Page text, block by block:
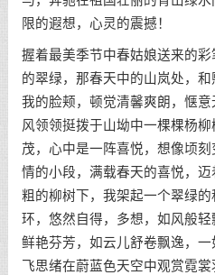
限的遐想，心灵的震撼！
握着最美季节中春姑娘送来的
的翠绿，那春天中的山岚处，
我的脸颊，顿觉清馨爽朗，惬
风领领挺拨于山坳中一棵棵杨
茂，心中是一阵喜悦，想像顷
情的小段，满载春天的喜悦，
粗的柳树下，我架起一个翠绿
环，悠然自得，多想，如风般
鲜艳芬芳，如云儿舒卷飘逸，
飞思绪在蔚蓝色天空中观赏霓